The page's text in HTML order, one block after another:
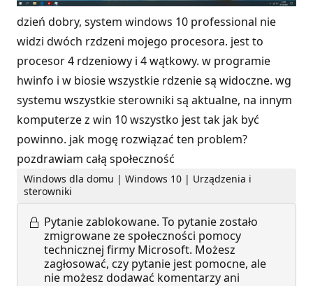
dzień dobry, system windows 10 professional nie
widzi dwóch rzdzeni mojego procesora. jest to
procesor 4 rdzeniowy i 4 wątkowy. w programie
hwinfo i w biosie wszystkie rdzenie są widoczne. wg
systemu wszystkie sterowniki są aktualne, na innym
komputerze z win 10 wszystko jest tak jak być
powinno. jak mogę rozwiązać ten problem?
pozdrawiam całą społeczność
Windows dla domu | Windows 10 | Urządzenia i
sterowniki
Pytanie zablokowane. To pytanie zostało
zmigrowane ze społeczności pomocy
technicznej firmy Microsoft. Możesz
zagłosować, czy pytanie jest pomocne, ale
nie możesz dodawać komentarzy ani